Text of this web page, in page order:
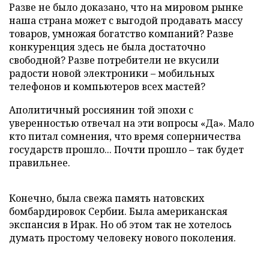
Разве не было доказано, что на мировом рынке
наша страна может с выгодой продавать массу
товаров, умножая богатство компаний? Разве
конкуренция здесь не была достаточно
свободной? Разве потребители не вкусили
радости новой электроники – мобильных
телефонов и компьютеров всех мастей?
Аполитичный россиянин той эпохи с
уверенностью отвечал на эти вопросы «Да». Мало
кто питал сомнения, что время соперничества
государств прошло... Почти прошло – так будет
правильнее.
Конечно, была свежа память натовских
бомбардировок Сербии. Была американская
экспансия в Ирак. Но об этом так не хотелось
думать простому человеку нового поколения.